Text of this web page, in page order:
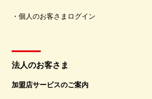
個人のお客さまログイン
法人のお客さま
加盟店サービスのご案内